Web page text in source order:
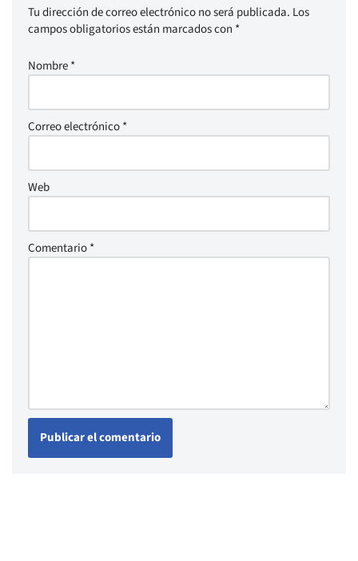
Tu dirección de correo electrónico no será publicada. Los
campos obligatorios están marcados con *
Nombre*
Correo electrónico*
Web
Comentario*